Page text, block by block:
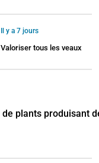
Il y a 7 jours
Valoriser tous les veaux